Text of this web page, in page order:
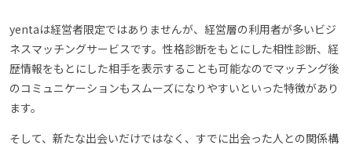
yentaは経営者限定ではありませんが、経営層の利用者が多いビジ
ネスマッチングサービスです。性格診断をもとにした相性診断、経
歴情報をもとにした相手を表示することも可能なのでマッチング後
のコミュニケーションもスムーズになりやすいといった特徴があり
ます。
そして、新たな出会いだけではなく、すでに出会った人との関係構